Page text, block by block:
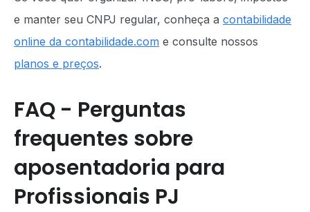
e manter seu CNPJ regular, conheça a contabilidade
online da contabilidade.com e consulte nossos
planos e preços.
FAQ - Perguntas
frequentes sobre
aposentadoria para
Profissionais PJ